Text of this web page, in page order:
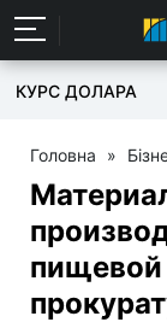
КУРС ДОЛАРА
Головна »
пищевой